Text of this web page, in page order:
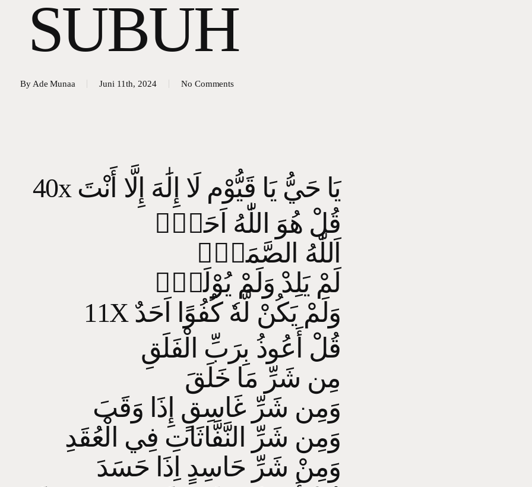
SUBUH
By Ade Munaa Juni 11th, 2024 No Comments
40x يَا حَيُّ يَا قَيُّوْم لَا إِلَٰهَ إِلَّا أَنْتَ
قُلْ هُوَ اللّٰهُ اَحَدٌۚ
اَللّٰهُ الصَّمَدُۚ
لَمْ يَلِدْ وَلَمْ يُوْلَدْۙ
11X وَلَمْ يَكُنْ لَّهٗ كُفُوًا اَحَدٌ
قُلْ أَعُوذُ بِرَبِّ الْفَلَقِ
مِن شَرِّ مَا خَلَقَ
وَمِن شَرِّ غَاسِقٍ إِذَا وَقَبَ
وَمِن شَرِّ النَّفَّاثَاتِ فِي الْعُقَدِ
وَمِنْ شَرِّ حَاسِدٍ اِذَا حَسَدَ